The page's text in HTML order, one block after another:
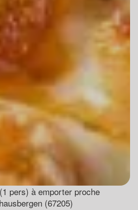
pers) à emporter proche
(67205)